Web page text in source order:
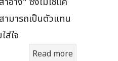
มารถเป็นตัวแทน
ใจ
Read more